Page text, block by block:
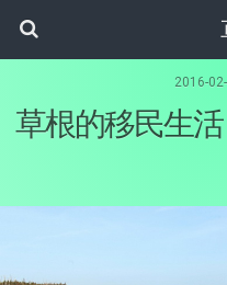
2016-
草根的移民生